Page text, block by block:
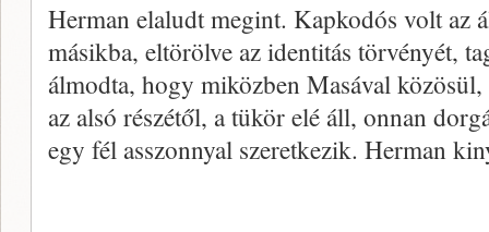
Herman elaludt megint. Kapkodós volt az
másikba, eltörölve az identitás törvényét,
álmodta, hogy miközben Masával
az alsó részétől, a tükör elé áll, onnan
egy fél asszonnyal szeretkezik. Herman